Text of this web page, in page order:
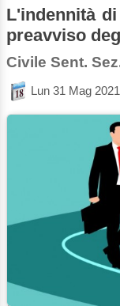
L'indennità
preavviso
Civile Sent.
Lun 31 Mag 2021